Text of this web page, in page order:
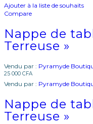
Ajouter à la liste de souhaits
Compare
Nappe de
Terreuse »
Vendu par : Pyramyde
25 000 CFA
Vendu par : Pyramyde
Nappe de
Terreuse »